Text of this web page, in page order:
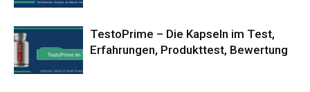
TestoPrime – Die Kapseln im Test,
Erfahrungen, Produkttest, Bewertung